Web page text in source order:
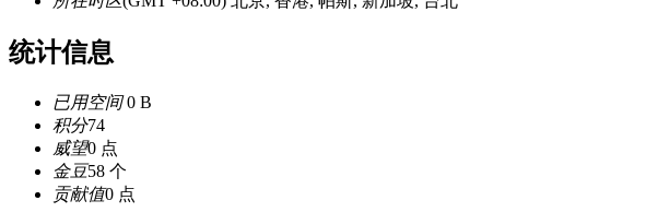
统计信息
已用空间0 B
积分74
威望0 点
金豆58 个
贡献值0 点